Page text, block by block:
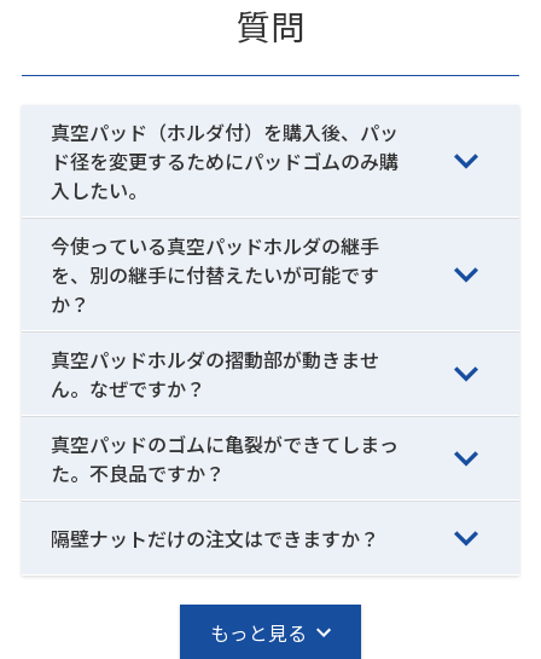
質問
真空パッド（ホルダ付）を購入後、パッ
ド径を変更するためにパッドゴムのみ購
入したい。
今使っている真空パッドホルダの継手
を、別の継手に付替えたいが可能です
か？
真空パッドホルダの摺動部が動きませ
ん。なぜですか？
真空パッドのゴムに亀裂ができてしまっ
た。不良品ですか？
隔壁ナットだけの注文はできますか？
もっと見る